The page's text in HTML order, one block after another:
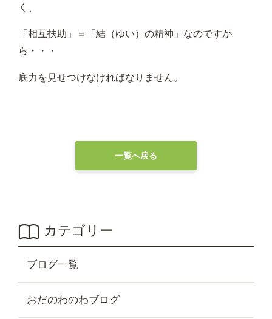
く、
「相互扶助」＝「結（ゆい）の精神」なのですか
ら・・・
底力を見せつけなければなりません。
一覧へ戻る
カテゴリー
ブログ一覧
おだのわのわブログ